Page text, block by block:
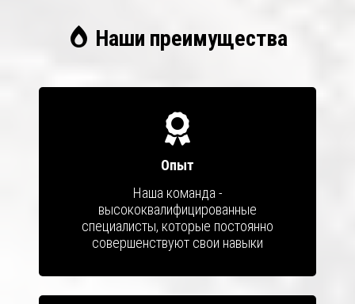
Наши преимущества
Опыт
Наша команда -
высококвалифицированные
специалисты, которые постоянно
совершенствуют свои навыки